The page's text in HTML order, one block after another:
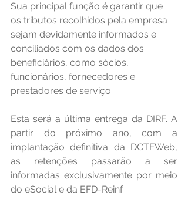
Sua principal função é garantir que
os tributos recolhidos pela empresa
sejam devidamente informados e
conciliados com os dados dos
beneficiários, como sócios,
funcionários, fornecedores e
prestadores de serviço.
Esta será a última entrega da DIRF. A
partir do próximo ano, com a
implantação definitiva da DCTFWeb,
as retenções passarão a ser
informadas exclusivamente por meio
do eSocial e da EFD-Reinf.